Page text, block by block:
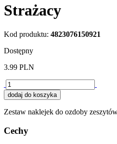
Strażacy
Kod produktu: 4823076150921
Dostępny
3.99 PLN
Zestaw naklejek do ozdoby
Cechy